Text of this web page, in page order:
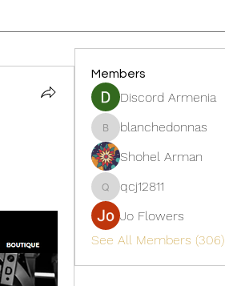
Members
Discord Armenia
blanchedonnas
blanchedonnas
Shohel Arman
qcj12811
qcj12811
Jo Flowers
See All Members (306)